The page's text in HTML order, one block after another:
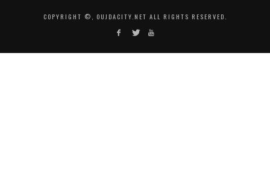
COPYRIGHT ©, OUJDACITY.NET ALL RIGHTS RESERVED.